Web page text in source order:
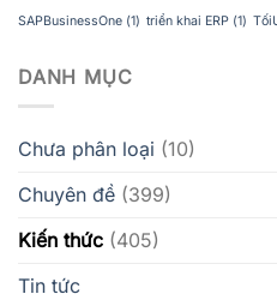
SAPBusinessOne (1) triển khai ERP (1)
DANH MỤC
Chưa phân loại (10)
Chuyên đề (399)
Kiến thức (405)
Tin tức